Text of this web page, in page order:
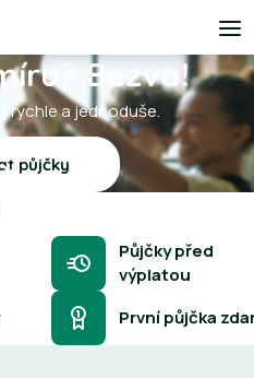
Bezva!
rychle a jednoduše.
půjčky
Půjčky před
výplatou
První půjčka